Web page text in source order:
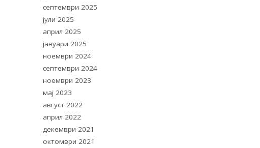
септември 2025
јули 2025
април 2025
јануари 2025
ноември 2024
септември 2024
ноември 2023
мај 2023
август 2022
април 2022
декември 2021
октомври 2021